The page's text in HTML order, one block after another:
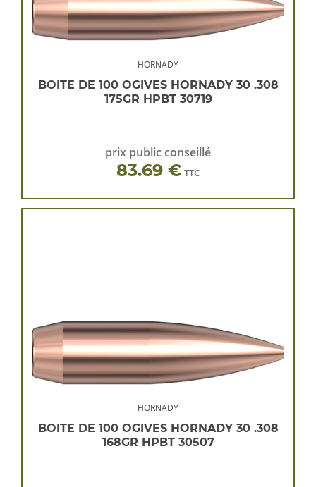
HORNADY
BOITE DE 100 OGIVES HORNADY 30 .308
175GR HPBT 30719
prix public conseillé
83.69 € TTC
HORNADY
BOITE DE 100 OGIVES HORNADY 30 .308
168GR HPBT 30507